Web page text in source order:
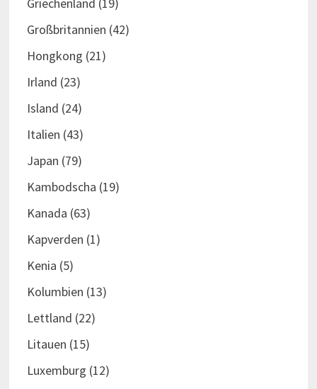
Griechenland (19)
Großbritannien (42)
Hongkong (21)
Irland (23)
Island (24)
Italien (43)
Japan (79)
Kambodscha (19)
Kanada (63)
Kapverden (1)
Kenia (5)
Kolumbien (13)
Lettland (22)
Litauen (15)
Luxemburg (12)